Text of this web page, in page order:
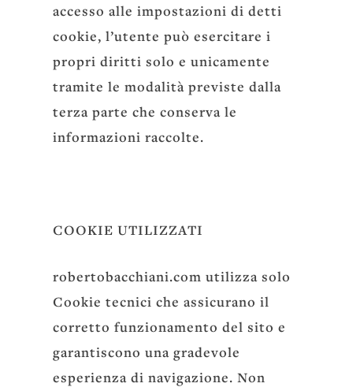
accesso alle impostazioni di detti
cookie, l’utente può esercitare i
propri diritti solo e unicamente
tramite le modalità previste dalla
terza parte che conserva le
informazioni raccolte.
COOKIE UTILIZZATI
robertobacchiani.com utilizza solo
Cookie tecnici che assicurano il
corretto funzionamento del sito e
garantiscono una gradevole
esperienza di navigazione. Non